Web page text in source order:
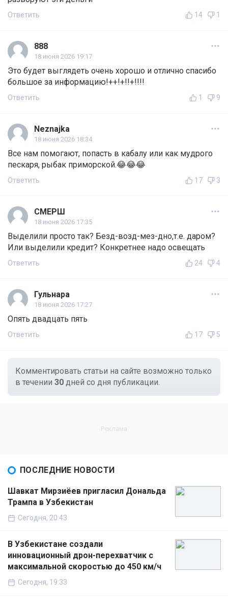
Ответить 14 1
888
18 июня 2026 19:17
Это будет выглядеть очень хорошо и отлично спасибо
большое за информацию!++!+!!+!!!!
Ответить 1 9
Neznajka
18 июня 2026 18:34
Все нам помогают, попасть в кабалу или как мудрого
пескаря, рыбак приморской.😂😂😂
Ответить 17 3
СМЕРШ
18 июня 2026 17:35
Выделили просто так? Безд-возд-мез-дно,т.е. даром?
Или выделили кредит? Конкретнее надо освещать
Ответить 24 4
Гульнара
18 июня 2026 17:27
Опять двадцать пять
Ответить 17 5
Комментировать статьи на сайте возможно только
в течении 30 дней со дня публикации.
ПОСЛЕДНИЕ НОВОСТИ
Шавкат Мирзиёев пригласил Дональда
Трампа в Узбекистан
Сегодня, 20:43
В Узбекистане создали
инновационный дрон-перехватчик с
максимальной скоростью до 450 км/ч
Сегодня, 19:33